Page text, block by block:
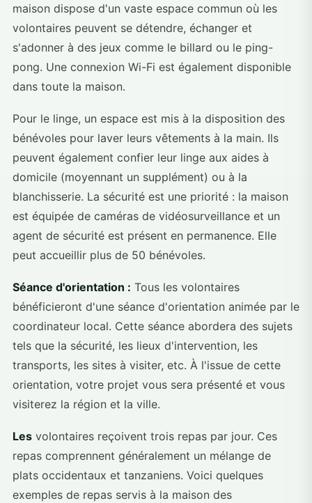
maison dispose d'un vaste espace commun où les
volontaires peuvent se détendre, échanger et
s'adonner à des jeux comme le billard ou le ping-
pong. Une connexion Wi-Fi est également disponible
dans toute la maison.
Pour le linge, un espace est mis à la disposition des
bénévoles pour laver leurs vêtements à la main. Ils
peuvent également confier leur linge aux aides à
domicile (moyennant un supplément) ou à la
blanchisserie. La sécurité est une priorité : la maison
est équipée de caméras de vidéosurveillance et un
agent de sécurité est présent en permanence. Elle
peut accueillir plus de 50 bénévoles.
Séance d'orientation : Tous les volontaires
bénéficieront d'une séance d'orientation animée par le
coordinateur local. Cette séance abordera des sujets
tels que la sécurité, les lieux d'intervention, les
transports, les sites à visiter, etc. À l'issue de cette
orientation, votre projet vous sera présenté et vous
visiterez la région et la ville.
Les volontaires reçoivent trois repas par jour. Ces
repas comprennent généralement un mélange de
plats occidentaux et tanzaniens. Voici quelques
exemples de repas servis à la maison des